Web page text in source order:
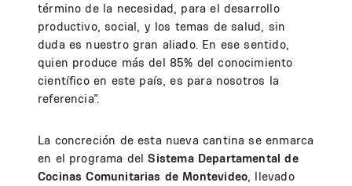
término de la necesidad, para el desarrollo
productivo, social, y los temas de salud, sin
duda es nuestro gran aliado. En ese sentido,
quien produce más del 85% del conocimiento
científico en este país, es para nosotros la
referencia”.
La concreción de esta nueva cantina se enmarca
en el programa del Sistema Departamental de
Cocinas Comunitarias de Montevideo, llevado